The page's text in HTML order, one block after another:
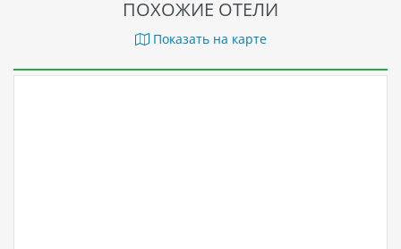
ПОХОЖИЕ ОТЕЛИ
Показать на карте